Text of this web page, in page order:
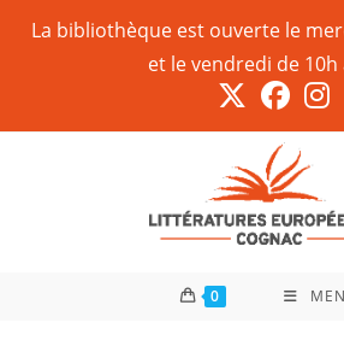
La bibliothèque est ouverte le
et le vendredi de 10h
0